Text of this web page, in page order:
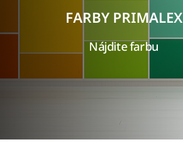
FARBY PRIMALEX
Nájdite farbu